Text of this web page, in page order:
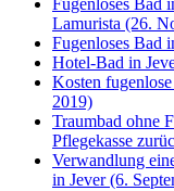
Fugenloses Bad
Lamurista (26.
Fugenloses Bad
Hotel-Bad in
Kosten
2019)
Traumbad ohne
Pflegekasse
Verwandlung
in Jever (6.